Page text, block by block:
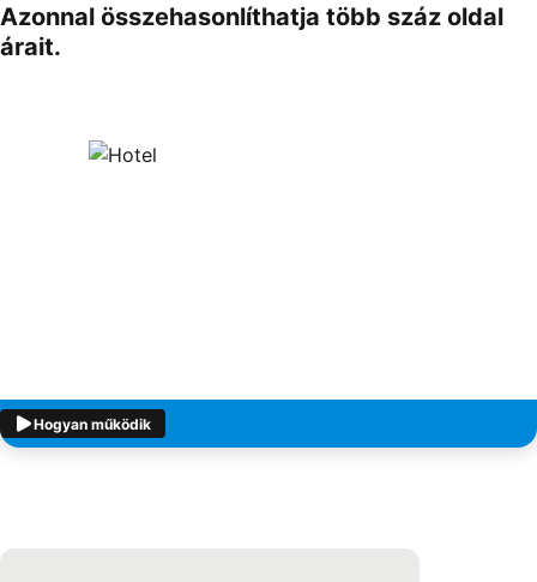
Azonnal összehasonlíthatja több száz oldal
árait.
Hogyan működik